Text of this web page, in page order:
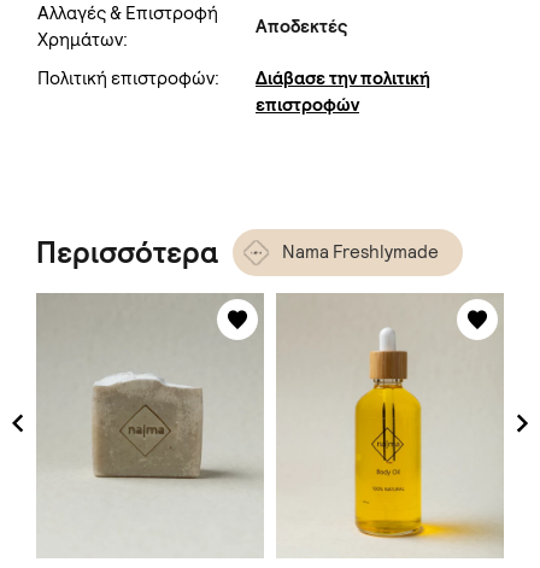
Αλλαγές & Επιστροφή
Χρημάτων:
Αποδεκτές
Πολιτική επιστροφών:
Διάβασε την πολιτική
επιστροφών
Περισσότερα Nama Freshlymade